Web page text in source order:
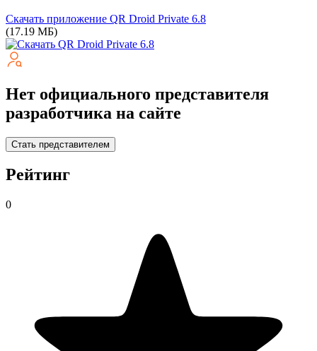
Скачать приложение QR Droid Private 6.8
(17.19 МБ)
Нет официального представителя
разработчика на сайте
Стать представителем
Рейтинг
0